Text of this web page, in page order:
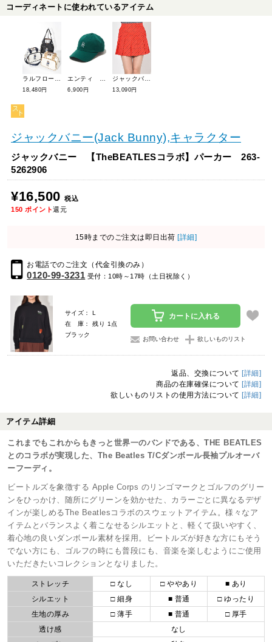
コーディネートに使われているアイテム
18,480円 6,900円 13,090円
ジャックバニー(Jack Bunny),キャラクター
ジャックバニー 【TheBEATLESコラボ】パーカー 263-
5262906
¥16,500 税込
150 ポイント還元
15時までのご注文は即日出荷 [詳細]
お電話でのご注文（代金引換のみ）
0120-99-3231 受付：10時～17時（土日祝除く）
サイズ： L
在 庫： 残り 1点
ブラック
カートに入れる
お問い合わせ 欲しいものリスト
返品、交換について [詳細]
商品の在庫確保について [詳細]
欲しいものリストの使用方法について [詳細]
アイテム詳細
これまでもこれからもきっと世界一のバンドである、THE BEATLES
とのコラボが実現した、The Beatles T/Cダンボール長袖プルオーバ
ーフーディ。
ビートルズを象徴する Apple Corps のリンゴマークとゴルフのグリー
ンをひっかけ、随所にグリーンを効かせた、カラーごとに異なるデザ
インが楽しめるThe Beatlesコラボのスウェットアイテム。様々なア
イテムとバランスよく着こなせるシルエットと、軽くて扱いやすく、
着心地の良いダンボール素材を採用。ビートルズが好きな方にもそう
でない方にも、ゴルフの時にも普段にも、音楽を楽しむようにご使用
いただきたいコレクションとなりました。
ストレッチ □ なし □ ややあり
■ あり
シルエット
□ 細身 ■ 普通
□ ゆったり
生地の厚み
□ 薄手 ■ 普通
□ 厚手
透け感
なし